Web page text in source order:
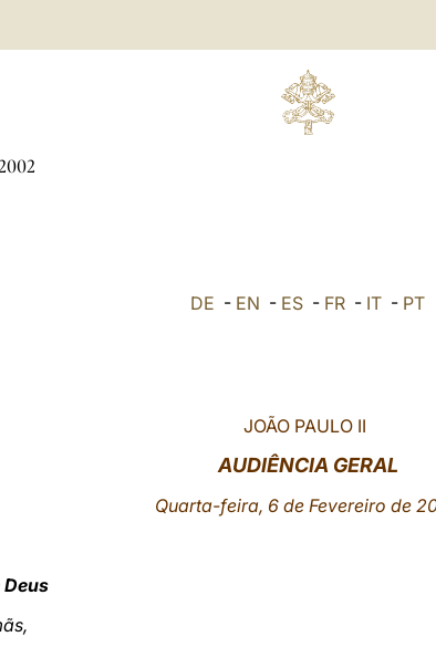
DE - EN - ES - FR - IT - PT
JOÃO PAULO II
AUDIÊNCIA GERAL
Quarta-feira, 6 de Fevereiro de
Deus